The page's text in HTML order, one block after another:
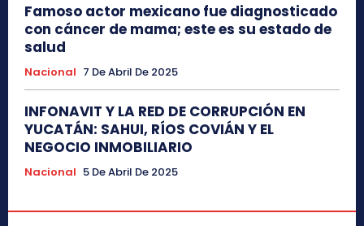
Famoso actor mexicano fue diagnosticado
con cáncer de mama; este es su estado de
salud
Nacional 7 De Abril De 2025
INFONAVIT Y LA RED DE CORRUPCIÓN EN
YUCATÁN: SAHUI, RÍOS COVIÁN Y EL
NEGOCIO INMOBILIARIO
Nacional 5 De Abril De 2025